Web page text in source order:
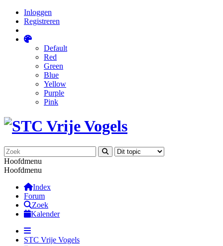
Inloggen
Registreren
Default
Red
Green
Blue
Yellow
Purple
Pink
Hoofdmenu
Hoofdmenu
Index
Forum
Zoek
Kalender
STC Vrije Vogels